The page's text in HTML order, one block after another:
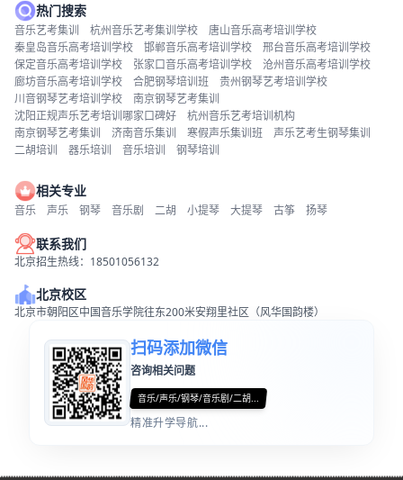
热门搜索
音乐艺考集训 杭州音乐艺考集训学校
唐山音乐高考培训学校
秦皇岛音乐高考培训学校
邯郸音乐高考培训学校
邢台音乐高考培训学校
保定音乐高考培训学校
张家口音乐高考培训学校
沧州音乐高考培训学校
廊坊音乐高考培训学校
合肥钢琴培训班
贵州钢琴艺考培训学校
川音钢琴艺考培训学校
南京钢琴艺考集训
沈阳正规声乐艺考培训哪家口碑好
杭州音乐艺考培训机构
南京钢琴艺考集训
济南音乐集训 寒假声乐集训班
声乐艺考生钢琴集训
二胡培训
器乐培训 音乐培训 钢琴培训
相关专业
音乐 声乐 钢琴 音乐剧 二胡 小提琴 大提琴 古筝 扬琴
联系我们
北京招生热线：18501056132
北京校区
北京市朝阳区中国音乐学院往东200米安翔里社区（风华国韵楼）
扫码添加微信
咨询相关问题
音乐/声乐/钢琴/音乐剧/二胡...
精准升学导航...